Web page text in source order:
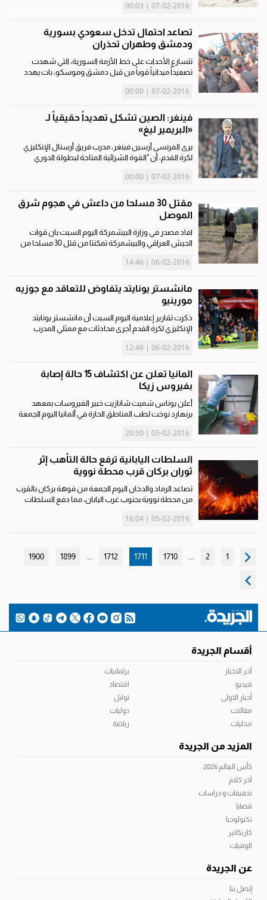
جانب تفعيل الاتفاقات التي تم التوصل إليها مع تشكيل
07-02-2016 | 00:03
تصاعد احتمال تدخل سعودي بسورية
ودمشق وطهران تحذران
تتسارع الأحداث على خط الأزمة السورية، التي شهدت
تصعيداً ميدانياً قوياً من قبل دمشق وموسكو، بات يهدد
07-02-2016 | 00:00
فينغر: الصين تشكل تهديداً حقيقياً لـ
«البريمير ليغ»
يرى الفرنسي أرسين فينغر، مدرب فريق أرسنال الإنكليزي
لكرة القدم، أن "القوة الشرائية المتاحة لبطولة الدوري
الإنكليزي". وأبرمت عدة أندية صينية، مثل جيانجزو سونينج،...
07-02-2016 | 00:00
مقتل 30 مسلحا من داعش في هجوم شرق
الموصل
افاد مصدر في وزارة البيشمركة اليوم السبت بان قوات
الجيش العراقي والبيشمركة تمكنتا من قتل 30 مسلحا من
06-02-2016 | 14:46
مانشستر يونايتد يتفاوض للتعاقد مع جوزيه
مورينيو
ذكرت تقارير إعلامية اليوم السبت أن مانشستر يونايتد
الإنكليزي لكرة القدم أجرى محادثات مع ممثلي المدرب
06-02-2016 | 12:46
المانيا تعلن عن اكتشاف 15 حالة إصابة
بفيروس زيكا
أعلن يوناس شميت شانازيت خبير الفيروسات بمعهد
برنهارد نوخت لطب المناطق الحارة في ألمانيا اليوم الجمعة
يوناس شميت في تصريحات لوكالة الأنباء الألمانية «د ب أ»
05-02-2016 | 20:50
السلطات اليابانية ترفع حالة التأهب إثر
ثوران بركان قرب محطة نووية
تصاعد الرماد والدخان اليوم الجمعة من فوهة بركان بالقرب
من محطة نووية بجنوب غرب اليابان، مما دفع السلطات
05-02-2016 | 16:04
1
2
1710
1711
1712
1899
1900
أقسام الجريدة
آخر الاخبار
فيديو
أخبار الاولى
مقالات
محليات
برلمانيات
اقتصاد
توابل
دوليات
رياضة
المزيد من الجريدة
كأس العالم 2026
آخر كلام
تحقيقات و دراسات
قضايا
تكنولوجيا
كاريكاتير
الوفيات
عن الجريدة
إتصل بنا